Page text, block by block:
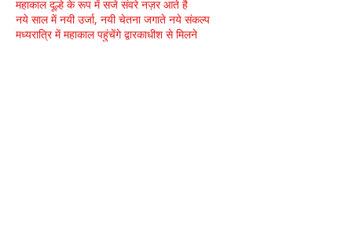
महाकाल दूल्हे के रूप में सजे संवरे नज़र आते है
नये साल में नयी उर्जा, नयी चेतना जगाते नये संकल्प
मध्यरात्रि में महाकाल पहुंचेंगे द्वारकाधीश से मिलने